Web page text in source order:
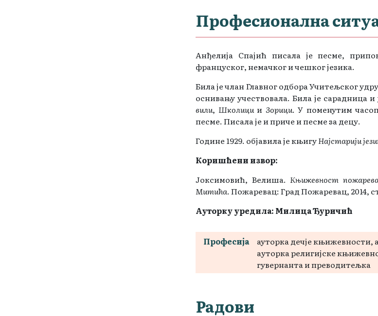
Професионална
Анђелија Спајић писала је песме,
француског, немачког и чешког језика.
Била је члан Главног одбора Учитељског
оснивању учествовала. Била је сарадница
вили, Школици и Зорици. У поменутим
песме. Писала је и приче и песме за децу.
Године 1929. објавила је књигуНајстарији
Коришћени извор:
Јоксимовић, Велиша. Књижевност
Митића. Пожаревац: Град Пожаревац, 2014,
Ауторку уредила: Милица Ђуричић
Професија
ауторка дечје књижевности,
aуторка религијске
гувернанта и преводитељка
Радови